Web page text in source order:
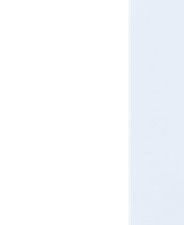
商場戰
台彩父
「拍片
8國球
理想混